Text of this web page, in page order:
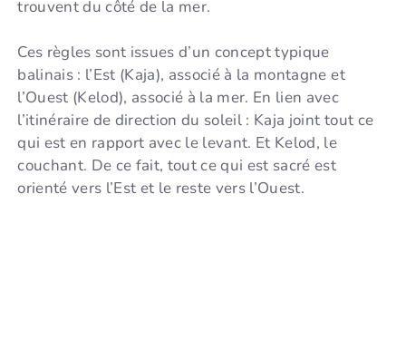
trouvent du côté de la mer.
Ces règles sont issues d’un concept typique
balinais : l’Est (Kaja), associé à la montagne et
l’Ouest (Kelod), associé à la mer. En lien avec
l’itinéraire de direction du soleil : Kaja joint tout ce
qui est en rapport avec le levant. Et Kelod, le
couchant. De ce fait, tout ce qui est sacré est
orienté vers l’Est et le reste vers l’Ouest.